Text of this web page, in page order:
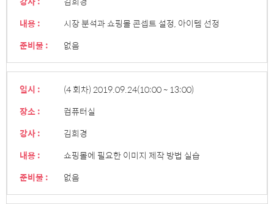
내용 :
시장 분석과 쇼핑몰 콘셉트 설정, 아이템 선정
준비물 :
없음
일시 : (4 회차) 2019.09.24(10:00 ~ 13:00)
장소 :
컴퓨터실
강사 :
김희경
내용 :
쇼핑몰에 필요한 이미지 제작 방법 실습
준비물 :
없음